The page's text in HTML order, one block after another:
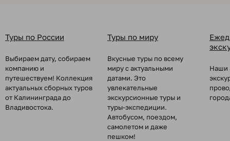
Туры по России
Выбираем дату, собираем
компанию и
путешествуем! Коллекция
актуальных сборных туров
от Калининграда до
Владивостока.
Туры по миру
Вкусные туры по всему
миру с актуальными
датами. Это
увлекательные
экскурсионные туры и
туры-экспедиции.
Автобусом, поездом,
самолетом и даже
пешком!
Наши